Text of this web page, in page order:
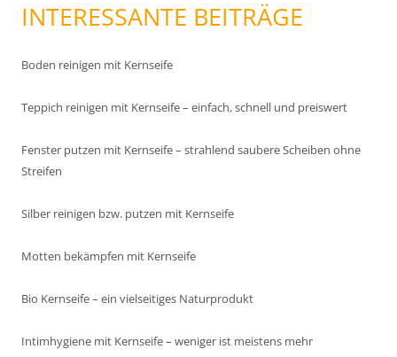
INTERESSANTE BEITRÄGE
Boden reinigen mit Kernseife
Teppich reinigen mit Kernseife – einfach, schnell und preiswert
Fenster putzen mit Kernseife – strahlend saubere Scheiben ohne
Streifen
Silber reinigen bzw. putzen mit Kernseife
Motten bekämpfen mit Kernseife
Bio Kernseife – ein vielseitiges Naturprodukt
Intimhygiene mit Kernseife – weniger ist meistens mehr